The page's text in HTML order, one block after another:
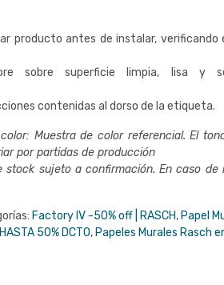
producto antes de instalar, verificando
sobre superficie limpia, lisa y
contenidas al dorso de la etiqueta.
Muestra de color referencial. El
por partidas de producción
stock sujeto a confirmación. En caso de
Factory IV -50% off | RASCH, Papel
50% DCTO, Papeles Murales Rasch